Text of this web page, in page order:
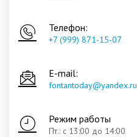
Телефон:
+7 (999) 871-15-07
E-mail:
fontantoday@yandex.ru
Режим работы
Пт.: с 13:00 до 14:00